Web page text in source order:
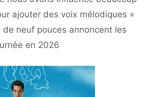
ajouter des voix mélodiques »
de neuf pouces annoncent les
en 2026